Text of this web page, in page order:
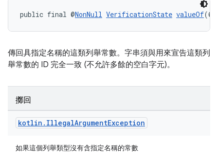
public final @NonNull VerificationState valueOf(@
傳回具指定名稱的這類列舉常數。字串須與用來宣告這類列
舉常數的 ID 完全一致 (不允許多餘的空白字元)。
擲回
kotlin . IllegalArgumentException
如果這個列舉類型沒有含指定名稱的常數